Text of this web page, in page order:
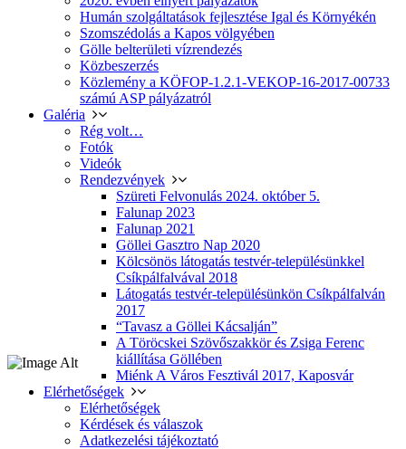
Humán szolgáltatások fejlesztése Igal és Környékén
Szomszédolás a Kapos völgyében
Gölle belterületi vízrendezés
Közbeszerzés
Közlemény a KÖFOP-1.2.1-VEKOP-16-2017-00733
számú ASP pályázatról
Galéria
Rég volt…
Fotók
Videók
Rendezvények
Szüreti Felvonulás 2024. október 5.
Falunap 2023
Falunap 2021
Göllei Gasztro Nap 2020
Kölcsönös látogatás testvér-településünkkel
Csíkpálfalvával 2018
Látogatás testvér-településünkön Csíkpálfalván
2017
“Tavasz a Göllei Kácsalján”
A Töröcskei Szövőszakkör és Zsiga Ferenc
kiállítása Göllében
Miénk A Város Fesztivál 2017, Kaposvár
Elérhetőségek
Elérhetőségek
Kérdések és válaszok
Adatkezelési tájékoztató